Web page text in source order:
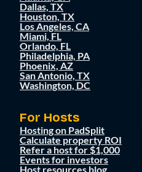
Dallas, TX
Houston, TX
Los Angeles, CA
Miami, FL
Orlando, FL
Philadelphia, PA
Phoenix, AZ
San Antonio, TX
Washington, DC
For Hosts
Hosting on PadSplit
Calculate property ROI
Refer a host for $1,000
Events for investors
Host resources blog